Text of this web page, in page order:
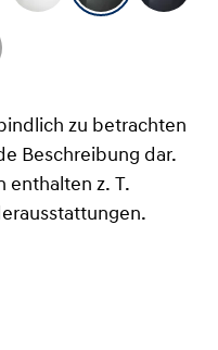
zu betrachten
Beschreibung dar.
enthalten z. T.